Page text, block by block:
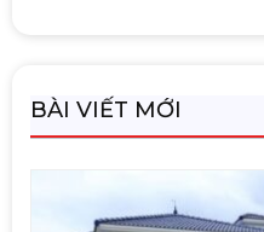
BÀI VIẾT MỚI